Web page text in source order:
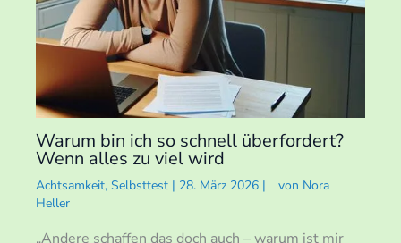
Warum bin ich so schnell überfordert?
Wenn alles zu viel wird
Achtsamkeit, Selbsttest | 28. März 2026 | von Nora
Heller
„Andere schaffen das doch auch – warum ist mir